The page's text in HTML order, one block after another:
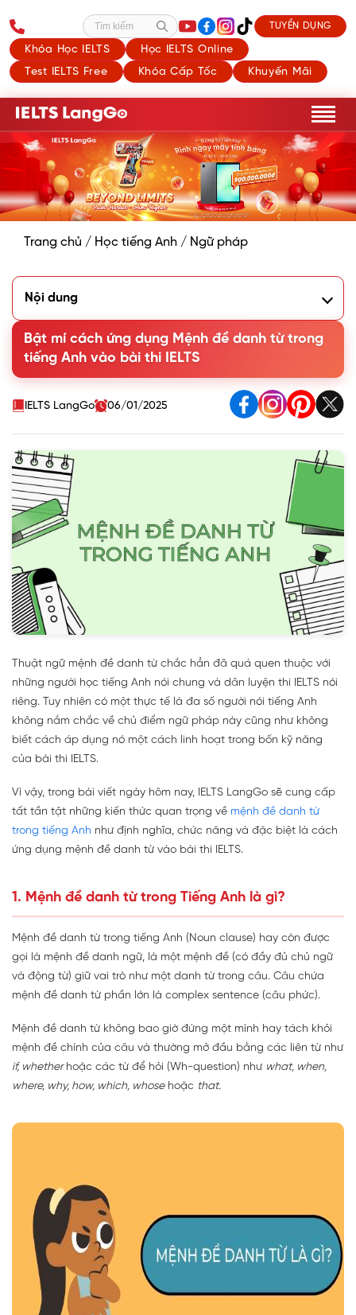
Khóa Học IELTS
Học IELTS Online
Test IELTS Free
Khóa Cấp Tốc Khuyến Mãi
Tìm kiếm TUYỂN DỤNG
Trang chủ / Học tiếng Anh / Ngữ pháp
Nội dung
2. Chức năng của mệnh đề danh từ trong Tiếng Anh
3. Cách ứng dụng mệnh đề danh từ vào bài thi IELTS
4. Bài tập về mệnh đề danh từ có đáp án
Bật mí cách ứng dụng Mệnh đề danh từ trong
tiếng Anh vào bài thi IELTS
IELTS LangGo 06/01/2025
Thuật ngữ mệnh đề danh từ chắc hẳn đã quá quen thuộc với
những người học tiếng Anh nói chung và dân luyện thi IELTS nói
riêng. Tuy nhiên có một thực tế là đa số người nói tiếng Anh
không nắm chắc về chủ điểm ngữ pháp này cũng như không
biết cách áp dụng nó một cách linh hoạt trong bốn kỹ năng
của bài thi IELTS.
Vì vậy, trong bài viết ngày hôm nay, IELTS LangGo sẽ cung cấp
tất tần tật những kiến thức quan trọng về mệnh đề danh từ
trong tiếng Anh như định nghĩa, chức năng và đặc biệt là cách
ứng dụng mệnh đề danh từ vào bài thi IELTS.
1. Mệnh đề danh từ trong Tiếng Anh là gì?
Mệnh đề danh từ trong tiếng Anh (Noun clause) hay còn được
gọi là mệnh đề danh ngữ, là một mệnh đề (có đầy đủ chủ ngữ
và động từ) giữ vai trò như một danh từ trong câu. Câu chứa
mệnh đề danh từ phần lớn là complex sentence (câu phức).
Mệnh đề danh từ không bao giờ đứng một mình hay tách khỏi
mệnh đề chính của câu và thường mở đầu bằng các liên từ như
if, whetherhoặc các từ để hỏi (Wh-question) như what, when,
where, why, how, which, whosehoặc that.